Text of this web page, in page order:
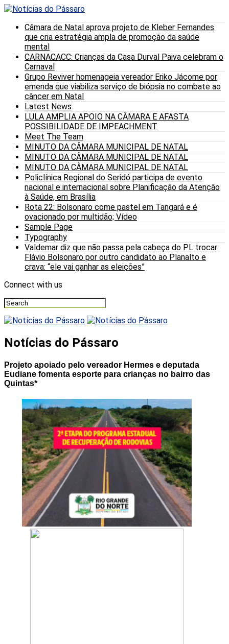
Câmara de Natal aprova projeto de Kleber Fernandes
que cria estratégia ampla de promoção da saúde
mental
CARNACACC: Crianças da Casa Durval Paiva celebram o
Carnaval
Grupo Reviver homenageia vereador Eriko Jácome por
emenda que viabiliza serviço de biópsia no combate ao
câncer em Natal
Latest News
LULA AMPLIA APOIO NA CÂMARA E AFASTA
POSSIBILIDADE DE IMPEACHMENT
Meet The Team
MINUTO DA CÂMARA MUNICIPAL DE NATAL
MINUTO DA CÂMARA MUNICIPAL DE NATAL
MINUTO DA CÂMARA MUNICIPAL DE NATAL
Policlínica Regional do Seridó participa de evento
nacional e internacional sobre Planificação da Atenção
à Saúde, em Brasília
Rota 22: Bolsonaro come pastel em Tangará e é
ovacionado por multidão; Vídeo
Sample Page
Typography
Valdemar diz que não passa pela cabeça do PL trocar
Flávio Bolsonaro por outro candidato ao Planalto e
crava: “ele vai ganhar as eleições”
Connect with us
Notícias do Pássaro
Projeto apoiado pelo vereador Hermes e deputada
Eudiane fomenta esporte para crianças no bairro das
Quintas*